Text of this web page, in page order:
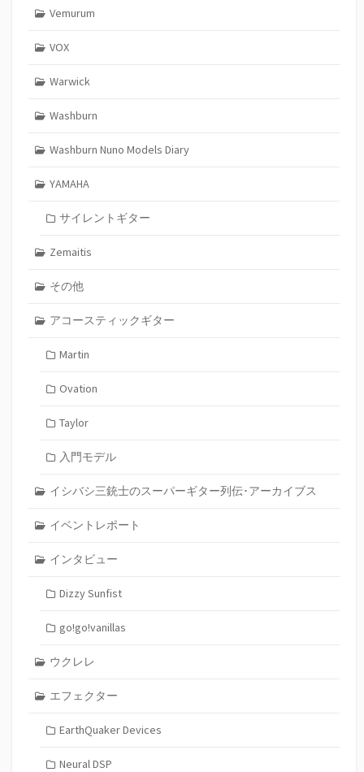
Vemurum
VOX
Warwick
Washburn
Washburn Nuno Models Diary
YAMAHA
サイレントギター
Zemaitis
その他
アコースティックギター
Martin
Ovation
Taylor
入門モデル
イシバシ三銃士のスーパーギター列伝･アーカイブス
イベントレポート
インタビュー
Dizzy Sunfist
go!go!vanillas
ウクレレ
エフェクター
EarthQuaker Devices
Neural DSP